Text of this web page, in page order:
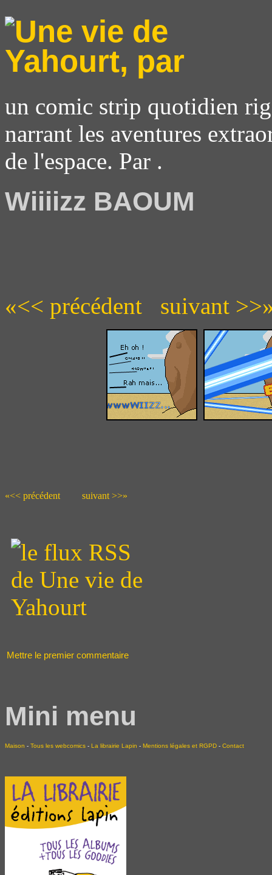
un comic strip quotidien
narrant les aventures
de l'espace. Par .
Wiiiizz BAOUM
«<< précédent suivant
«<< précédent suivant >>»
Mettre le premier commentaire
Mini menu
Maison - Tous les webcomics - La librairie Lapin - Mentions légales et RGPD - Contact